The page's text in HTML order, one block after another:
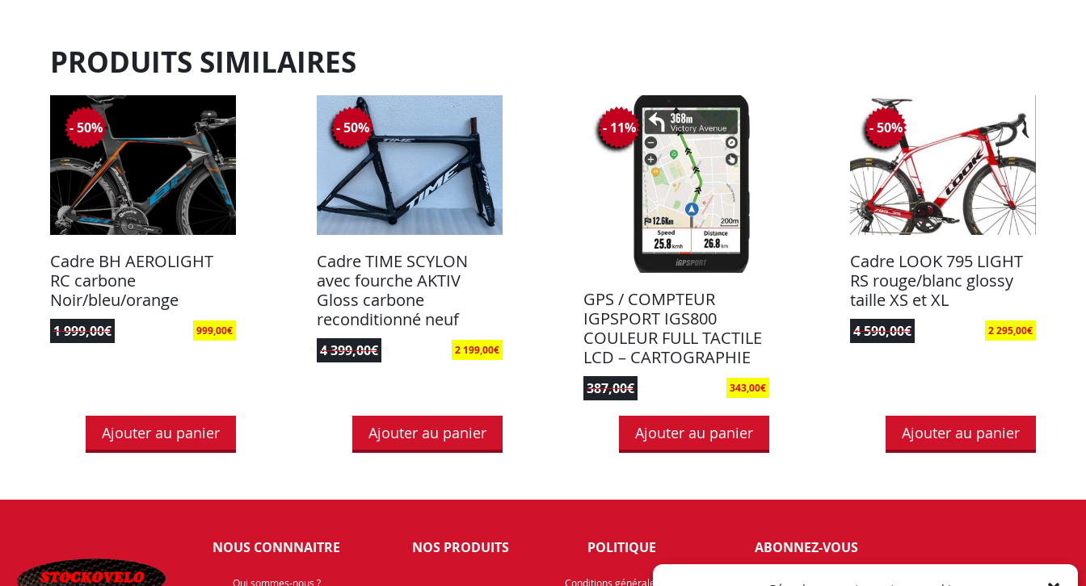
PRODUITS SIMILAIRES
Cadre BH AEROLIGHT
RC carbone
Noir/bleu/orange
1 999,00€ 999,00€
- 50%
Ajouter au panier
Cadre TIME SCYLON
avec fourche AKTIV
Gloss carbone
reconditionné neuf
4 399,00€ 2 199,00€
- 50%
Ajouter au panier
GPS / COMPTEUR
IGPSPORT IGS800
COULEUR FULL TACTILE
LCD – CARTOGRAPHIE
387,00€ 343,00€
- 11%
Ajouter au panier
Cadre LOOK 795 LIGHT
RS rouge/blanc glossy
taille XS et XL
4 590,00€ 2 295,00€
- 50%
Ajouter au panier
NOUS CONNNAITRE
Qui sommes-nous ?
NOS PRODUITS POLITIQUE
Conditions générales de
ABONNEZ-VOUS